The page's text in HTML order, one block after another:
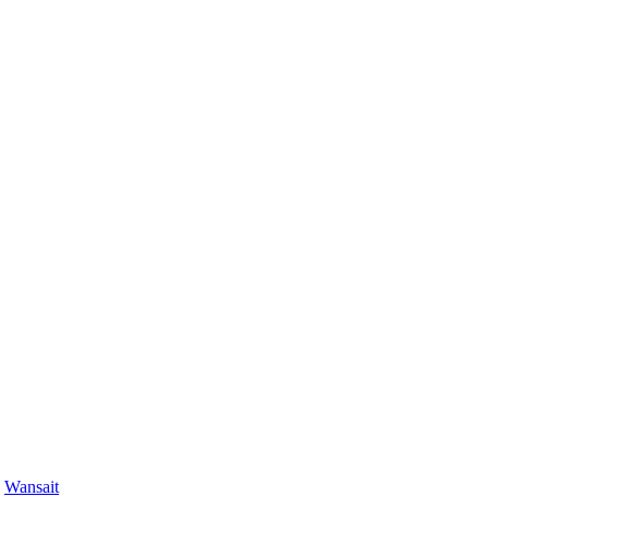
Wansait